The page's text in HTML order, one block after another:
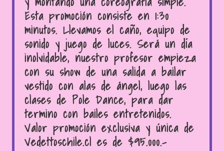
Esta promoción consiste en 1:30
minutos. Llevamos el caño, equipo de
sonido y juego de luces. Será un día
inolvidable, nuestro profesor empieza
con su show de una salida a bailar
vestido con alas de ángel, luego las
clases de Pole Dance, para dar
termino con bailes entretenidos.
Valor promoción exclusiva y única de
Vedettoschile.cl es de $95.000.-